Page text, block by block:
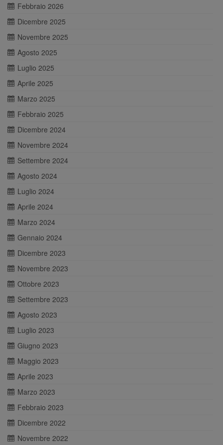
Febbraio 2026
Dicembre 2025
Novembre 2025
Agosto 2025
Luglio 2025
Aprile 2025
Marzo 2025
Febbraio 2025
Dicembre 2024
Novembre 2024
Settembre 2024
Agosto 2024
Luglio 2024
Aprile 2024
Marzo 2024
Gennaio 2024
Dicembre 2023
Novembre 2023
Ottobre 2023
Settembre 2023
Agosto 2023
Luglio 2023
Giugno 2023
Maggio 2023
Aprile 2023
Marzo 2023
Febbraio 2023
Dicembre 2022
Novembre 2022